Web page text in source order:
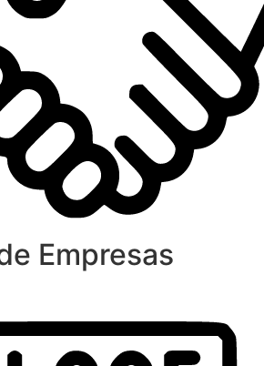
Empresas